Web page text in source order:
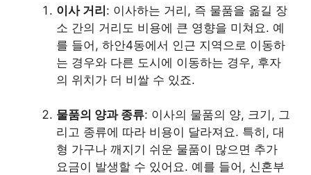
이사 거리: 이사하는 거리, 즉 물품을 옮길 장
소 간의 거리도 비용에 큰 영향을 미쳐요. 예
를 들어, 하안4동에서 인근 지역으로 이동하
는 경우와 다른 도시에 이동하는 경우, 후자
의 위치가 더 비쌀 수 있죠.
물품의 양과 종류: 이사의 물품의 양, 크기, 그
리고 종류에 따라 비용이 달라져요. 특히, 대
형 가구나 깨지기 쉬운 물품이 많으면 추가
요금이 발생할 수 있어요. 예를 들어, 신혼부